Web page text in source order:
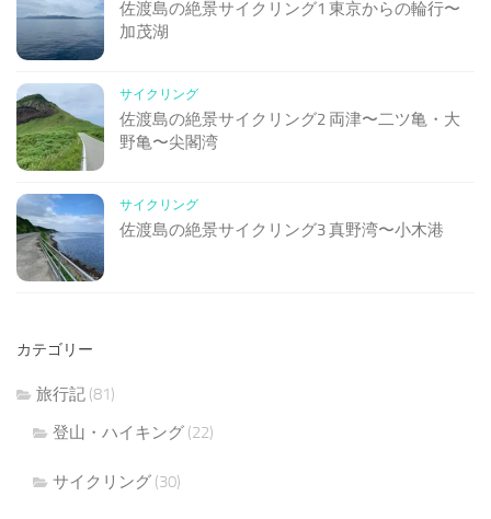
佐渡島の絶景サイクリング1 東京からの輪行〜
加茂湖
サイクリング
佐渡島の絶景サイクリング2 両津〜二ツ亀・大
野亀〜尖閣湾
サイクリング
佐渡島の絶景サイクリング3 真野湾〜小木港
カテゴリー
旅行記 (81)
登山・ハイキング (22)
サイクリング (30)